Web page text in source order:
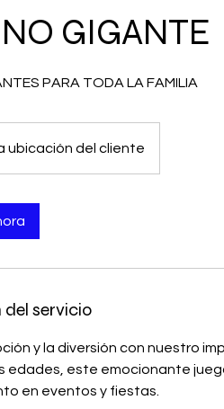
GIGANTE
PARA TODA LA FAMILIA
ubicación del cliente
servicio
y la diversión con nuestro
edades, este emocionante
en eventos y fiestas.